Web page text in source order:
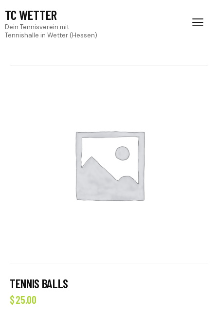
TC WETTER
Dein Tennisverein mit
Tennishalle in Wetter (Hessen)
TENNIS BALLS
$25.00